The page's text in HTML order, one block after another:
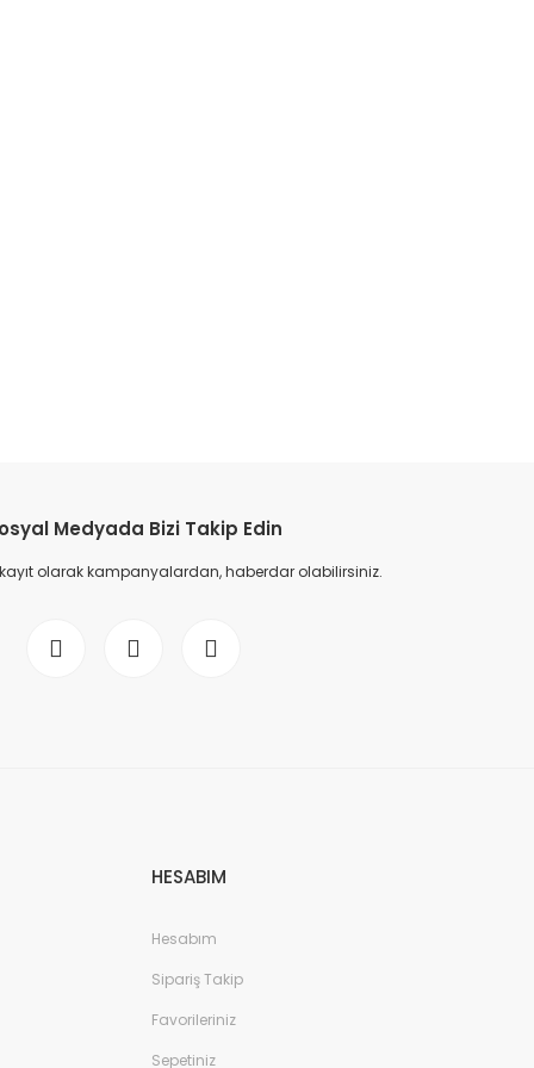
Medyada Bizi Takip Edin
olarak kampanyalardan, haberdar olabilirsiniz.
HESABIM
Hesabım
Sipariş Takip
Favorileriniz
Sepetiniz